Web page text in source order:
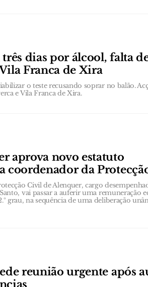
dias por álcool, falta
Franca de Xira
o teste recusando soprar no balão.
e Vila Franca de Xira.
aprova novo estatuto
coordenador da
Civil de Alenquer, cargo
vai passar a auferir uma remuneração
grau, na sequência de uma deliberação
reunião urgente após